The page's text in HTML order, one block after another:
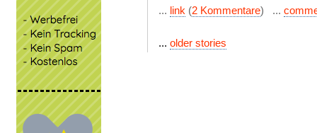
... link (2 Kommentare) ...
... older stories